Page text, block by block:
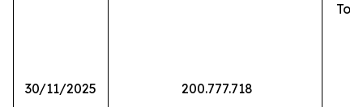
30/11/2025 200.777.718